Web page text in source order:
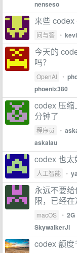
nenseso
来些
问与答 •
今天的
吗？
OpenAI •
phoenix380
codex 压
分钟了
程序员 •
askalau
codex 也太
人工智能 •
永远不要
限，已经在
macOS • 2G
SkywalkerJi
codex 额